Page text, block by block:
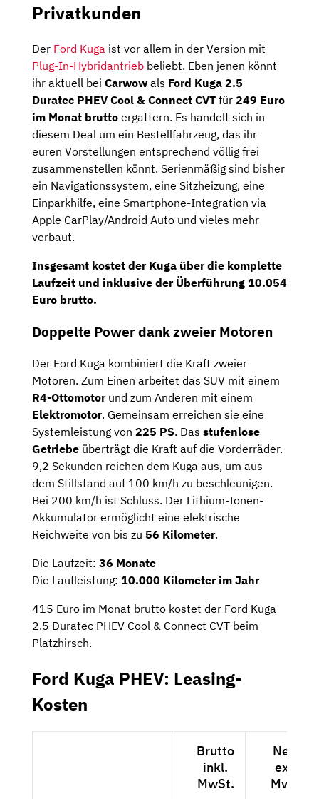
Privatkunden
Der Ford Kuga ist vor allem in der Version mit
Plug-In-Hybridantrieb beliebt. Eben jenen könnt
ihr aktuell bei Carwow als Ford Kuga 2.5
Duratec PHEV Cool & Connect CVT für 249 Euro
im Monat brutto ergattern. Es handelt sich in
diesem Deal um ein Bestellfahrzeug, das ihr
euren Vorstellungen entsprechend völlig frei
zusammenstellen könnt. Serienmäßig sind bisher
ein Navigationssystem, eine Sitzheizung, eine
Einparkhilfe, eine Smartphone-Integration via
Apple CarPlay/Android Auto und vieles mehr
verbaut.
Insgesamt kostet der Kuga über die komplette
Laufzeit und inklusive der Überführung 10.054
Euro brutto.
Doppelte Power dank zweier Motoren
Der Ford Kuga kombiniert die Kraft zweier
Motoren. Zum Einen arbeitet das SUV mit einem
R4-Ottomotorund zum Anderen mit einem
Elektromotor. Gemeinsam erreichen sie eine
Systemleistung von 225 PS. Das stufenlose
Getriebe überträgt die Kraft auf die Vorderräder.
9,2 Sekunden reichen dem Kuga aus, um aus
dem Stillstand auf 100 km/h zu beschleunigen.
Bei 200 km/h ist Schluss. Der Lithium-Ionen-
Akkumulator ermöglicht eine elektrische
Reichweite von bis zu 56 Kilometer.
Die Laufzeit: 36 Monate
Die Laufleistung: 10.000 Kilometer im Jahr
415 Euro im Monat brutto kostet der Ford Kuga
2.5 Duratec PHEV Cool & Connect CVT beim
Platzhirsch.
Ford Kuga PHEV: Leasing-
Kosten
Brutto
inkl.
MwSt.
Netto
exkl.
MwSt.